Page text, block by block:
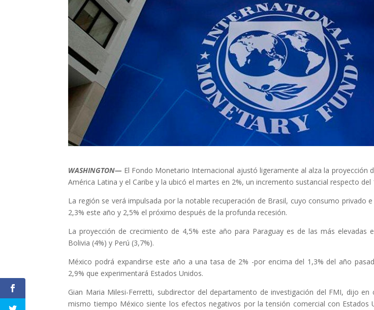
WASHINGTON— El Fondo Monetario Internacional ajustó ligeramente al alza la proyección
América Latina y el Caribe y la ubicó el martes en 2%, un incremento sustancial respecto del
La región se verá impulsada por la notable recuperación de Brasil, cuyo consumo privado
2,3% este año y 2,5% el próximo después de la profunda recesión.
La proyección de crecimiento de 4,5% este año para Paraguay es de las más elevadas
Bolivia (4%) y Perú (3,7%).
México podrá expandirse este año a una tasa de 2% -por encima del 1,3% del año
2,9% que experimentará Estados Unidos.
Gian Maria Milesi-Ferretti, subdirector del departamento de investigación del FMI, dijo en
mismo tiempo México siente los efectos negativos por la tensión comercial con Estados